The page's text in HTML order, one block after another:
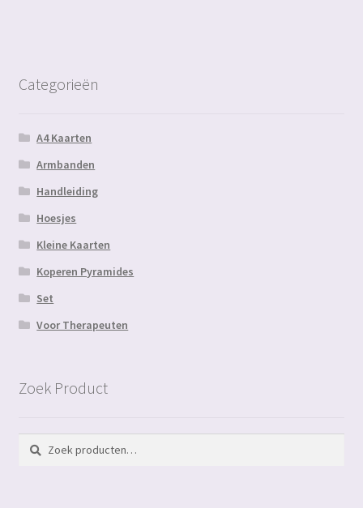
Categorieën
A4 Kaarten
Armbanden
Handleiding
Hoesjes
Kleine Kaarten
Koperen Pyramides
Set
Voor Therapeuten
Zoek Product
Zoeken
naar:
Zoeken